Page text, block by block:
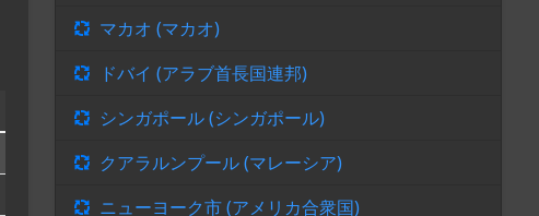
マカオ (マカオ)
ドバイ (アラブ首長国連邦)
シンガポール (シンガポール)
クアラルンプール (マレーシア)
ニューヨーク市 (アメリカ合衆国)